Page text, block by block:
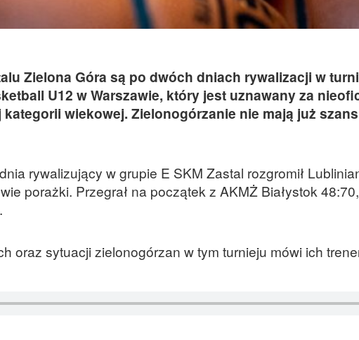
Zielona Góra są po dwóch dniach rywalizacji w
U12 w Warszawie, który jest uznawany za
wiekowej. Zielonogórzanie nie mają już
rywalizujący w grupie E SKM Zastal rozgromił
porażki. Przegrał na początek z AKMŻ Białystok
oraz sytuacji zielonogórzan w tym turnieju mówi ich